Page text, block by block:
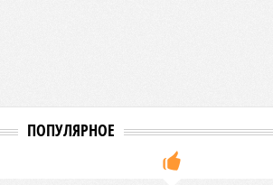
ПОПУЛЯРНОЕ